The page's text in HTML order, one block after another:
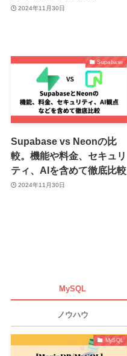
2024年11月30日
Supabase
Supabase vs Neonの比
較。機能や料金、セキュリ
ティ、AIを含めて徹底比較
2024年11月30日
MySQL
ノウハウ
MySQL